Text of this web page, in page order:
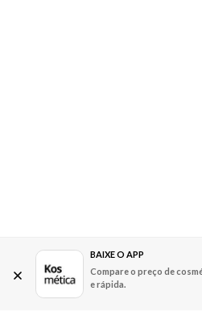
BAIXE O APP
Compare o preço de
e rápida.